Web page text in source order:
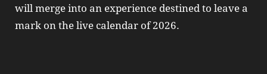
will merge into an experience destined to leave a
mark on the live calendar of 2026.